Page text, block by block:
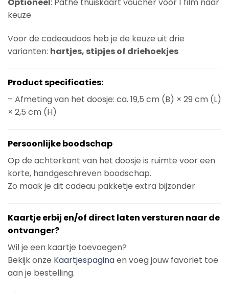
keuze
Voor de cadeaudoos heb je de keuze uit drie
varianten: hartjes, stipjes of driehoekjes
Product specificaties:
– Afmeting van het doosje: ca. 19,5 cm (B) × 29 cm (L)
× 2,5 cm (H)
Persoonlijke boodschap
Op de achterkant van het doosje is ruimte voor een
korte, handgeschreven boodschap.
Zo maak je dit cadeau pakketje extra bijzonder
Kaartje erbij en/of direct laten versturen naar de
ontvanger?
Wil je een kaartje toevoegen?
Bekijk onze Kaartjespaginaen voeg jouw favoriet toe
aan je bestelling.